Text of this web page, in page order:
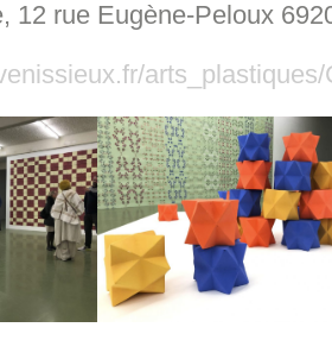
12 rue Eugène-Peloux